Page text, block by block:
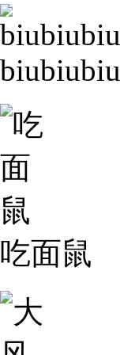
biubiubiu
吃面鼠